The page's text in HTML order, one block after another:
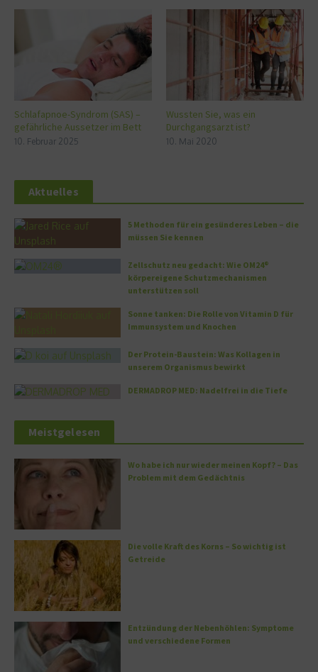
Schlafapnoe-Syndrom (SAS) –
gefährliche Aussetzer im Bett
10. Februar 2025
Wussten Sie, was ein
Durchgangsarzt ist?
10. Mai 2020
Aktuelles
5 Methoden für ein gesünderes Leben – die
müssen Sie kennen
Zellschutz neu gedacht: Wie OM24®
körpereigene Schutzmechanismen
unterstützen soll
Sonne tanken: Die Rolle von Vitamin D für
Immunsystem und Knochen
Der Protein-Baustein: Was Kollagen in
unserem Organismus bewirkt
DERMADROP MED: Nadelfrei in die Tiefe
Meistgelesen
Wo habe ich nur wieder meinen Kopf? – Das
Problem mit dem Gedächtnis
Die volle Kraft des Korns – So wichtig ist
Getreide
Entzündung der Nebenhöhlen: Symptome
und verschiedene Formen